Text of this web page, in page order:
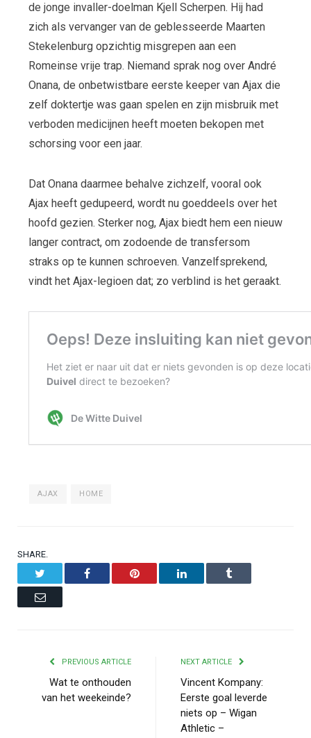
de jonge invaller-doelman Kjell Scherpen. Hij had
zich als vervanger van de geblesseerde Maarten
Stekelenburg opzichtig misgrepen aan een
Romeinse vrije trap. Niemand sprak nog over André
Onana, de onbetwistbare eerste keeper van Ajax die
zelf doktertje was gaan spelen en zijn misbruik met
verboden medicijnen heeft moeten bekopen met
schorsing voor een jaar.
Dat Onana daarmee behalve zichzelf, vooral ook
Ajax heeft gedupeerd, wordt nu goeddeels over het
hoofd gezien. Sterker nog, Ajax biedt hem een nieuw
langer contract, om zodoende de transfersom
straks op te kunnen schroeven. Vanzelfsprekend,
vindt het Ajax-legioen dat; zo verblind is het geraakt.
AJAX HOME
SHARE.
Facebook Pinterest LinkedIn Tumblr
Email
PREVIOUS ARTICLE
Wat te onthouden
van het weekeinde?
NEXT ARTICLE
Vincent Kompany:
Eerste goal leverde
niets op – Wigan
Athletic –